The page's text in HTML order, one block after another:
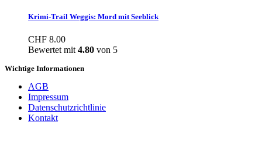
Krimi-Trail Weggis: Mord mit Seeblick
CHF 8.00
Bewertet mit 4.80 von 5
Wichtige Informationen
AGB
Impressum
Datenschutzrichtlinie
Kontakt